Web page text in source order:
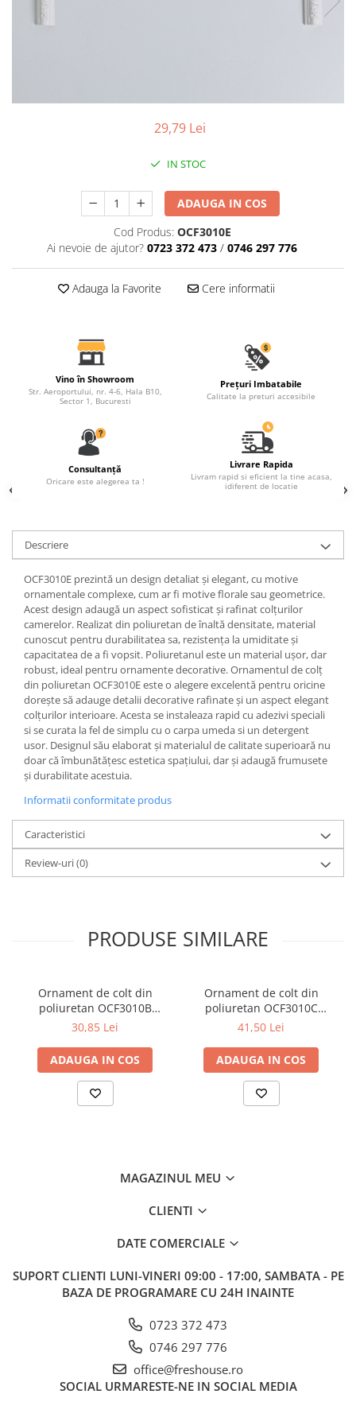
Baze coloane
Piedestaluri coloane
Inele semicoloane
Capiteluri semicoloane
Piedestaluri semicoloane
Trunchiuri semicoloane
Cadru de arc
Șeminee decorative
Panouri pentru tavan
Console de interior
Cadre de ușă
29,79 Lei
IN STOC
ADAUGA IN COS
Cod Produs: OCF3010E
Ai nevoie de ajutor? 0723 372 473 / 0746 297 776
Adauga la Favorite Cere informatii
Vino în Showroom
Str. Aeroportului, nr. 4-6, Hala B10,
Sector 1, Bucuresti
Prețuri Imbatabile
Calitate la preturi accesibile
Consultanță
Oricare este alegerea ta !
Livrare Rapida
Livram rapid si eficient la tine acasa,
idiferent de locatie
Descriere
OCF3010E prezintă un design detaliat și elegant, cu motive
ornamentale complexe, cum ar fi motive florale sau geometrice.
Acest design adaugă un aspect sofisticat și rafinat colțurilor
camerelor. Realizat din poliuretan de înaltă densitate, material
cunoscut pentru durabilitatea sa, rezistența la umiditate și
capacitatea de a fi vopsit. Poliuretanul este un material ușor, dar
robust, ideal pentru ornamente decorative. Ornamentul de colț
din poliuretan OCF3010E este o alegere excelentă pentru oricine
dorește să adauge detalii decorative rafinate și un aspect elegant
colțurilor interioare. Acesta se instaleaza rapid cu adezivi speciali
si se curata la fel de simplu cu o carpa umeda si un detergent
usor. Designul său elaborat și materialul de calitate superioară nu
doar că îmbunătățesc estetica spațiului, dar și adaugă frumusete
și durabilitate acestuia.
Informatii conformitate produs
Caracteristici
Review-uri(0)
PRODUSE SIMILARE
Ornament de colt din
poliuretan OCF3010B
275x275x25 mm
30,85 Lei
ADAUGA IN COS
Ornament de colt din
poliuretan OCF3010C
330x330x25 mm
41,50 Lei
ADAUGA IN COS
MAGAZINUL MEU
CLIENTI
DATE COMERCIALE
SUPORT CLIENTI LUNI-VINERI 09:00 - 17:00, SAMBATA - PE
BAZA DE PROGRAMARE CU 24H INAINTE
0723 372 473
0746 297 776
office@freshouse.ro
SOCIAL URMARESTE-NE IN SOCIAL MEDIA